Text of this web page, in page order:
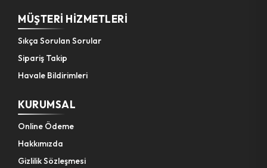
MÜŞTERI HIZMETLERI
Sıkça Sorulan Sorular
Sipariş Takip
Havale Bildirimleri
KURUMSAL
Online Ödeme
Hakkımızda
Gizlilik Sözleşmesi